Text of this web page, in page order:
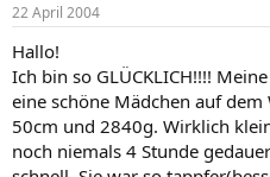
e
r
t
m
22 April 2004
Hallo!
Ich bin so GLÜCKLICH!!!!
eine schöne Mädchen auf
50cm und 2840g. Wirklich
noch niemals 4 Stunde